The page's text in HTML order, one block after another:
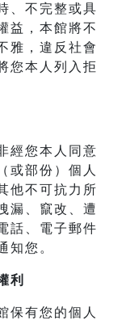
、不完整或具
益，本館將不
雅，違反社會
您本人列入拒
經您本人同意
或部份）個人
他不可抗力所
漏、竄改、遭
話、電子郵件
知您。
利
保有您的個人